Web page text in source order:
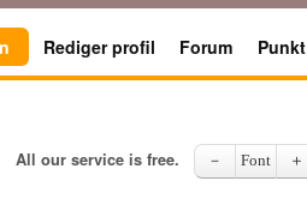
Rediger profil Forum Punkt
All our service is free. － Font ＋